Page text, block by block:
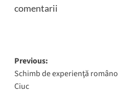
comentarii
Post
navigation
Previous:
Schimb de experienţă
Ciuc